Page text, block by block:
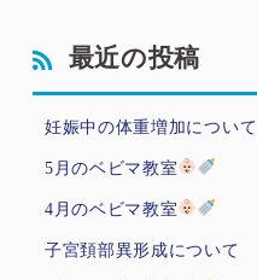
最近の投稿
妊娠中の体重増加について
5月のベビマ教室
4月のベビマ教室
子宮頚部異形成について